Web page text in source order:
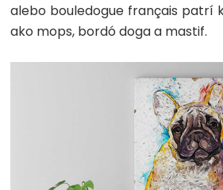
alebo bouledogue français patrí
ako mops, bordó doga a mastif.